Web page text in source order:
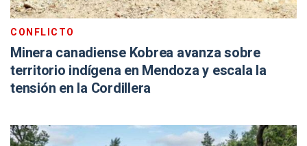
CONFLICTO
Minera canadiense Kobrea avanza sobre
territorio indígena en Mendoza y escala la
tensión en la Cordillera